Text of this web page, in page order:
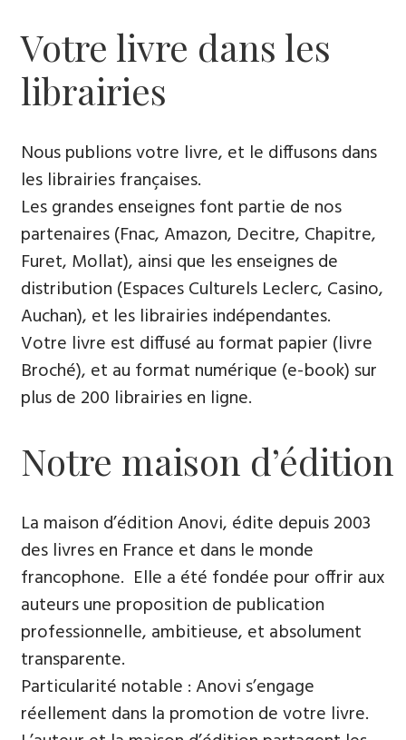
Votre livre dans les
librairies
Nous publions votre livre, et le diffusons dans
les librairies françaises​.
Les grandes enseignes font partie de nos
partenaires (Fnac, Amazon, Decitre, Chapitre,
Furet, Mollat), ainsi que les enseignes de
distribution (Espaces Culturels Leclerc, Casino,
Auchan), et les librairies indépendantes.
Votre livre est diffusé au format papier (livre
Broché), et au format numérique (e-book) sur
plus de 200 librairies en ligne.
Notre maison d’édition
La maison d’édition Anovi, édite depuis 2003
des livres en France et dans le monde
francophone. Elle a été fondée pour offrir aux
auteurs une proposition de publication
professionnelle, ambitieuse, et absolument
transparente.
Particularité notable : Anovi s’engage
réellement dans la promotion de votre livre.